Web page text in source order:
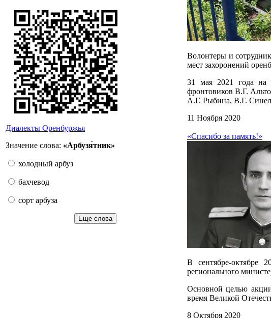
Диалекты Оренбуржья
Значение слова: «Арбузя́тник»
холодный арбуз
бахчевод
сорт арбуза
Еще слова
Волонтеры и
мест захоронений
31 мая 2021 года на
фронтовиков В.Г.
А.Г. Рыбина, В.Г.
11 Ноября 2020
«Спасибо за память!»
В сентябре-октябре
регионального
Основной целью
время Великой
8 Октября 2020